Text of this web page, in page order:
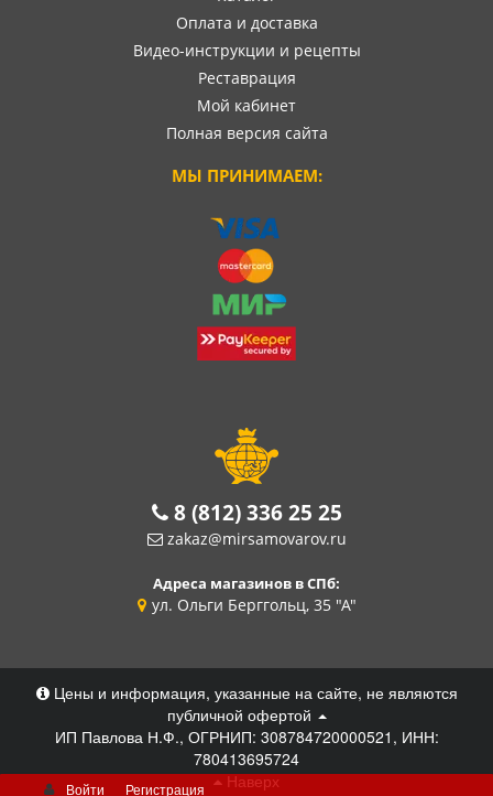
Оплата и доставка
Видео-инструкции и рецепты
Реставрация
Мой кабинет
Полная версия сайта
МЫ ПРИНИМАЕМ:
8 (812) 336 25 25
zakaz@mirsamovarov.ru
Адреса магазинов в СПб:
ул. Ольги Берггольц, 35 "А"
Цены и информация, указанные на сайте, не являются
публичной офертой
ИП Павлова Н.Ф., ОГРНИП: 308784720000521, ИНН:
780413695724
Наверх
Войти Регистрация